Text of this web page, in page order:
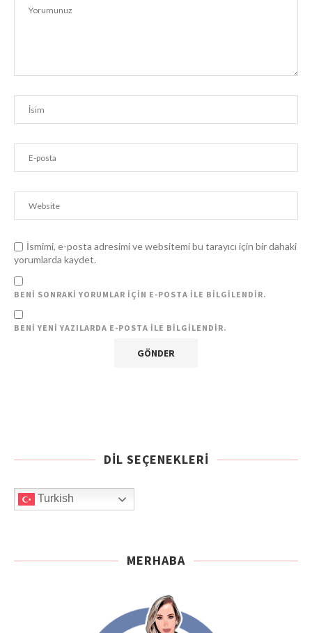
İsmimi, e-posta adresimi ve websitemi bu tarayıcı için bir dahaki
yorumlarda kaydet.
BENI SONRAKI YORUMLAR IÇIN E-POSTA ILE BILGILENDIR.
BENI YENI YAZILARDA E-POSTA ILE BILGILENDIR.
DIL SEÇENEKLERI
Turkish
MERHABA